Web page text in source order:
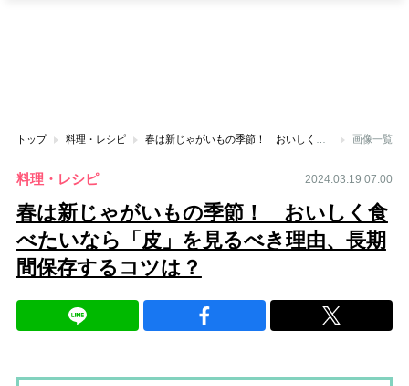
トップ 料理・レシピ 画像一覧
料理・レシピ 2024.03.19 07:00
春は新じゃがいもの季節！ おいしく食
べたいなら「皮」を見るべき理由、長期
間保存するコツは？